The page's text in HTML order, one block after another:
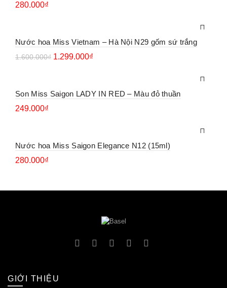
280.000₫
Nước hoa Miss Vietnam – Hà Nội N29 gốm sứ trắng
1.600.000₫ 1.299.000₫
Son Miss Saigon LADY IN RED – Màu đỏ thuần
249.000₫
Nước hoa Miss Saigon Elegance N12 (15ml)
280.000₫
GIỚI THIỆU